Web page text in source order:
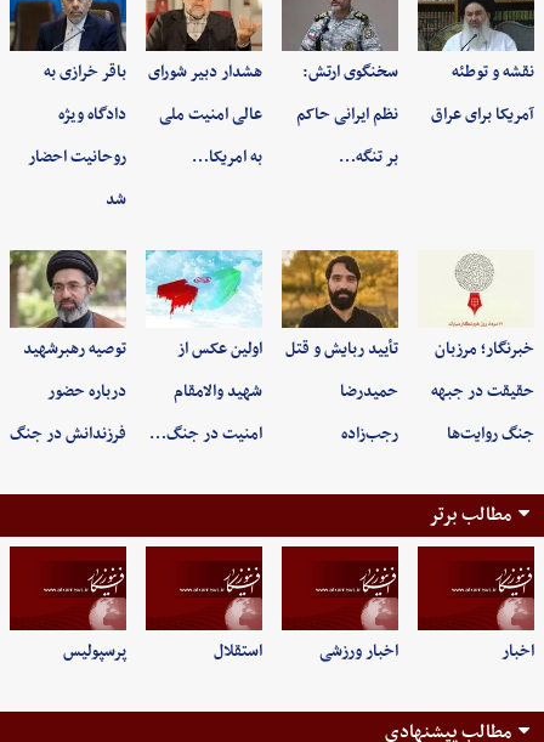
نقشه و توطئه
آمریکا برای عراق
سخنگوی ارتش:
نظم ایرانی حاکم
بر تنگه…
هشدار دبیر شورای
عالی امنیت ملی
به امریکا…
باقر خرازی به
دادگاه ویژه
روحانیت احضار
شد
خبرنگار؛ مرزبان
حقیقت در جبهه
جنگ روایت‌ها
تأیید ربایش و قتل
حمیدرضا
رجب‌زاده
اولین عکس از
شهید والامقام
امنیت در جنگ…
توصیه رهبرشهید
درباره حضور
فرزندانش در جنگ
مطالب برتر
اخبار اخبار ورزشی استقلال پرسپولیس
مطالب پیشنهادی